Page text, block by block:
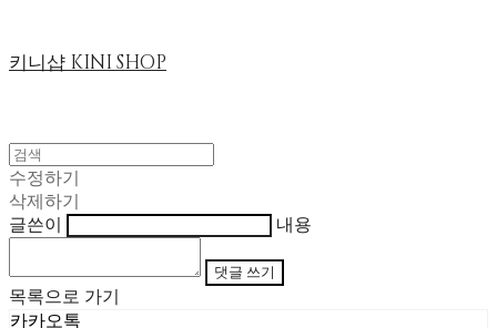
키니샵 KINI SHOP
수정하기
삭제하기
글쓴이
내용
댓글 쓰기
목록으로 가기
카카오톡